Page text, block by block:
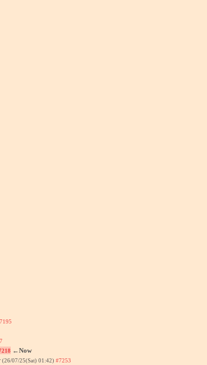
←Now
(26/07/25(Sat) 01:42) #7253